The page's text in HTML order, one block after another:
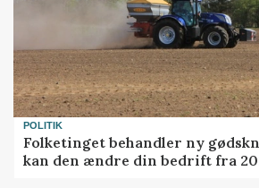
POLITIK
Folketinget behandler ny
kan den ændre din bedrift fra